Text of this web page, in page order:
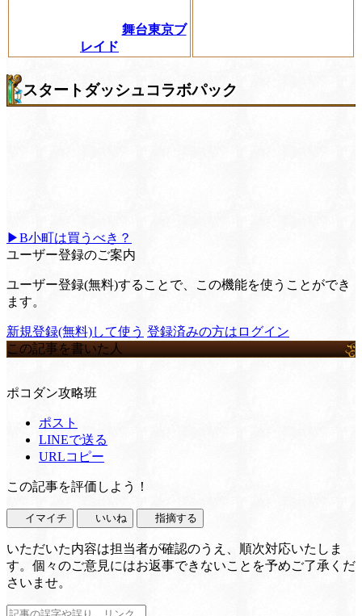
舞台東京ブ
レイド
スタートダッシュコラボパック
▶B小町は買うべき？
ユーザー登録のご案内
ユーザー登録(無料)することで、この機能を使うことができ
ます。
新規登録(無料)して使う 登録済みの方はログイン
この記事を書いた人
ポコダン攻略班
ポスト
LINEで送る
URLコピー
この記事を評価しよう！
イマイチ いいね 指摘する
いただいた内容は担当者が確認のうえ、順次対応いたしま
す。個々のご意見にはお返事できないことを予めご了承くだ
さいませ。